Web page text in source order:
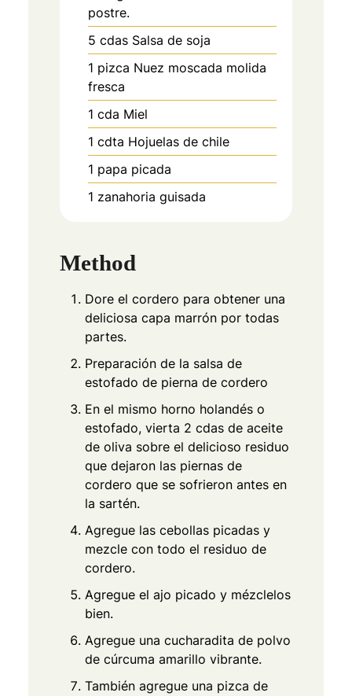
postre.
5 cdas Salsa de soja
1 pizca Nuez moscada molida
fresca
1 cda Miel
1 cdta Hojuelas de chile
1 papa picada
1 zanahoria guisada
Method
Dore el cordero para obtener una
deliciosa capa marrón por todas
partes.
Preparación de la salsa de
estofado de pierna de cordero
En el mismo horno holandés o
estofado, vierta 2 cdas de aceite
de oliva sobre el delicioso residuo
que dejaron las piernas de
cordero que se sofrieron antes en
la sartén.
Agregue las cebollas picadas y
mezcle con todo el residuo de
cordero.
Agregue el ajo picado y mézclelos
bien.
Agregue una cucharadita de polvo
de cúrcuma amarillo vibrante.
También agregue una pizca de